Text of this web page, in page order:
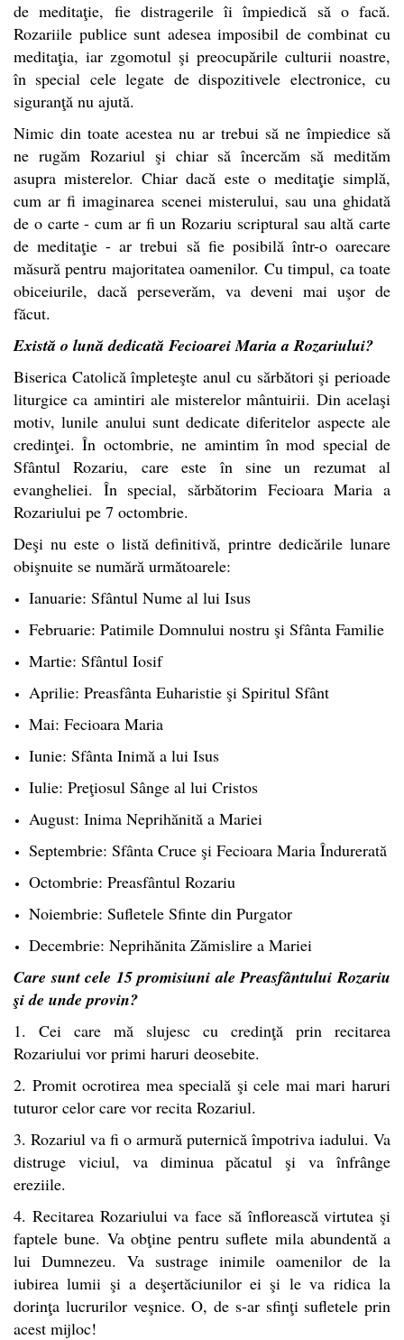
de meditaţie, fie distragerile îi împiedică să o facă.
Rozariile publice sunt adesea imposibil de combinat cu
meditaţia, iar zgomotul şi preocupările culturii noastre,
în special cele legate de dispozitivele electronice, cu
siguranţă nu ajută.
Nimic din toate acestea nu ar trebui să ne împiedice să
ne rugăm Rozariul şi chiar să încercăm să medităm
asupra misterelor. Chiar dacă este o meditaţie simplă,
cum ar fi imaginarea scenei misterului, sau una ghidată
de o carte - cum ar fi un Rozariu scriptural sau altă carte
de meditaţie - ar trebui să fie posibilă într-o oarecare
măsură pentru majoritatea oamenilor. Cu timpul, ca toate
obiceiurile, dacă perseverăm, va deveni mai uşor de
făcut.
Există o lună dedicată Fecioarei Maria a Rozariului?
Biserica Catolică împleteşte anul cu sărbători şi perioade
liturgice ca amintiri ale misterelor mântuirii. Din acelaşi
motiv, lunile anului sunt dedicate diferitelor aspecte ale
credinţei. În octombrie, ne amintim în mod special de
Sfântul Rozariu, care este în sine un rezumat al
evangheliei. În special, sărbătorim Fecioara Maria a
Rozariului pe 7 octombrie.
Deşi nu este o listă definitivă, printre dedicările lunare
obişnuite se numără următoarele:
Ianuarie: Sfântul Nume al lui Isus
Februarie: Patimile Domnului nostru şi Sfânta Familie
Martie: Sfântul Iosif
Aprilie: Preasfânta Euharistie şi Spiritul Sfânt
Mai: Fecioara Maria
Iunie: Sfânta Inimă a lui Isus
Iulie: Preţiosul Sânge al lui Cristos
August: Inima Neprihănită a Mariei
Septembrie: Sfânta Cruce şi Fecioara Maria Îndurerată
Octombrie: Preasfântul Rozariu
Noiembrie: Sufletele Sfinte din Purgator
Decembrie: Neprihănita Zămislire a Mariei
Care sunt cele 15 promisiuni ale Preasfântului Rozariu
şi de unde provin?
1. Cei care mă slujesc cu credinţă prin recitarea
Rozariului vor primi haruri deosebite.
2. Promit ocrotirea mea specială şi cele mai mari haruri
tuturor celor care vor recita Rozariul.
3. Rozariul va fi o armură puternică împotriva iadului. Va
distruge viciul, va diminua păcatul şi va înfrânge
ereziile.
4. Recitarea Rozariului va face să înflorească virtutea şi
faptele bune. Va obţine pentru suflete mila abundentă a
lui Dumnezeu. Va sustrage inimile oamenilor de la
iubirea lumii şi a deşertăciunilor ei şi le va ridica la
dorinţa lucrurilor veşnice. O, de s-ar sfinţi sufletele prin
acest mijloc!